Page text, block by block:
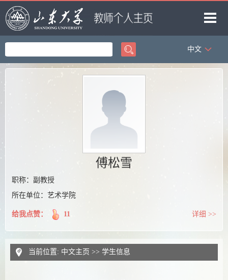
首页
中文
傅松雪
职称：副教授
所在单位：艺术学院
给我点赞： 11 详细 >>
当前位置: 中文主页 >> 学生信息